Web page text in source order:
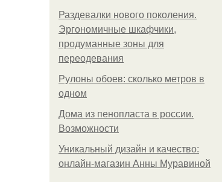
Раздевалки нового поколения.
Эргономичные шкафчики,
продуманные зоны для
переодевания
Рулоны обоев: сколько метров в
одном
Дома из пенопласта в россии.
Возможности
Уникальный дизайн и качество:
онлайн-магазин Анны Муравиной